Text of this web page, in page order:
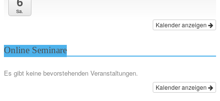
Sa.
Kalender anzeigen
Online Seminare
Es gibt keine bevorstehenden Veranstaltungen.
Kalender anzeigen